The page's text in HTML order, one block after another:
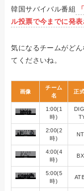
韓国サバイバル番組
ル投票で今までに発
気になるチームがど
てくださいね。
画像
チーム
名
正
1:00(1
時)
2:00(2
時)
4:00(4
時)
5:00(5
時)